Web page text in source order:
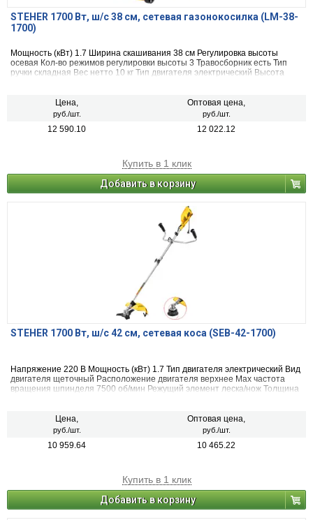
STEHER 1700 Вт, ш/с 38 cм, сетевая газонокосилка (LM-38-
1700)
Мощность (кВт) 1.7 Ширина скашивания 38 см Регулировка высоты
осевая Кол-во режимов регулировки высоты 3 Травосборник есть Тип
ручки складная Вес нетто 10 кг Тип двигателя электрический Высота
Цена,
руб./шт.
Оптовая цена,
руб./шт.
12 590.10 12 022.12
Купить в 1 клик
Добавить в корзину
STEHER 1700 Вт, ш/с 42 см, сетевая коса (SEB-42-1700)
Напряжение 220 В Мощность (кВт) 1.7 Тип двигателя электрический Вид
двигателя щеточный Расположение двигателя верхнее Max частота
вращения шпинделя 7500 об/мин Режущий элемент леска/нож Толщина
Цена,
руб./шт.
Оптовая цена,
руб./шт.
10 959.64 10 465.22
Купить в 1 клик
Добавить в корзину